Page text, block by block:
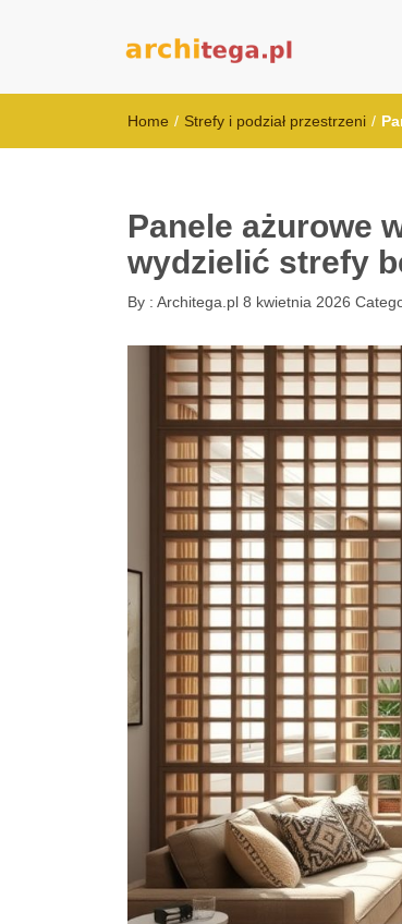
Home / Strefy i podział przestrzeni /
Panele ażurowe
wydzielić strefy
By : Architega.pl 8 kwietnia 2026